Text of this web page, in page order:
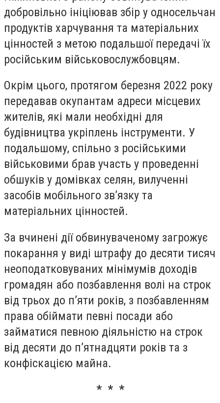
добровільно ініціював збір у односельчан
продуктів харчування та матеріальних
цінностей з метою подальшої передачі їх
російським військовослужбовцям.
Окрім цього, протягом березня 2022 року
передавав окупантам адреси місцевих
жителів, які мали необхідні для
будівництва укріплень інструменти. У
подальшому, спільно з російськими
військовими брав участь у проведенні
обшуків у домівках селян, вилученні
засобів мобільного зв’язку та
матеріальних цінностей.
За вчинені дії обвинуваченому загрожує
покарання у виді штрафу до десяти тисяч
неоподатковуваних мінімумів доходів
громадян або позбавлення волі на строк
від трьох до п’яти років, з позбавленням
права обіймати певні посади або
займатися певною діяльністю на строк
від десяти до п’ятнадцяти років та з
конфіскацією майна.
* * *